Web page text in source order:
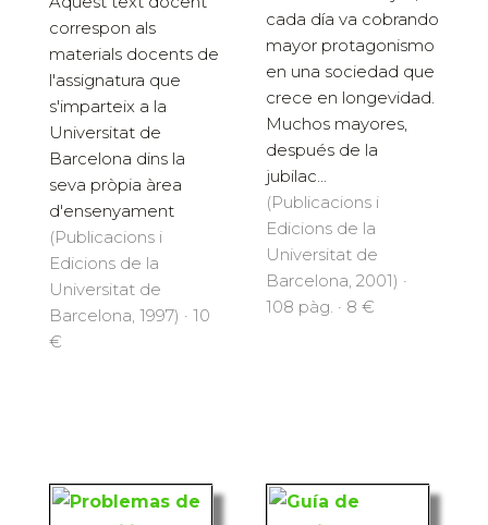
correspon als
materials docents de
l'assignatura que
s'imparteix a la
Universitat de
Barcelona dins la
seva pròpia àrea
d'ensenyament
(Publicacions i
Edicions de la
Universitat de
Barcelona, 1997) · 10
€
cada día va cobrando
mayor protagonismo
en una sociedad que
crece en longevidad.
Muchos mayores,
después de la
jubilac...
(Publicacions i
Edicions de la
Universitat de
Barcelona, 2001) ·
108 pàg. · 8 €